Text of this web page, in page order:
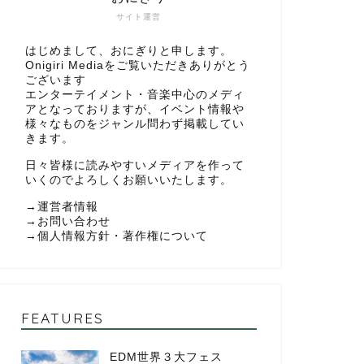
サイト運営
はじめまして、おにぎりと申します。
Onigiri Mediaをご覧いただきありがとう
ございます
エンターテイメント・音楽中心のメディ
アとなっておりますが、イベント情報や
様々なものをジャンル問わず掲載してい
きます。
日々皆様に読みやすいメディアを作って
いくのでよろしくお願いいたします。
→ 運営者情報
→ お問い合わせ
→ 個人情報方針・著作権について
FEATURES
EDM世界３大フェス